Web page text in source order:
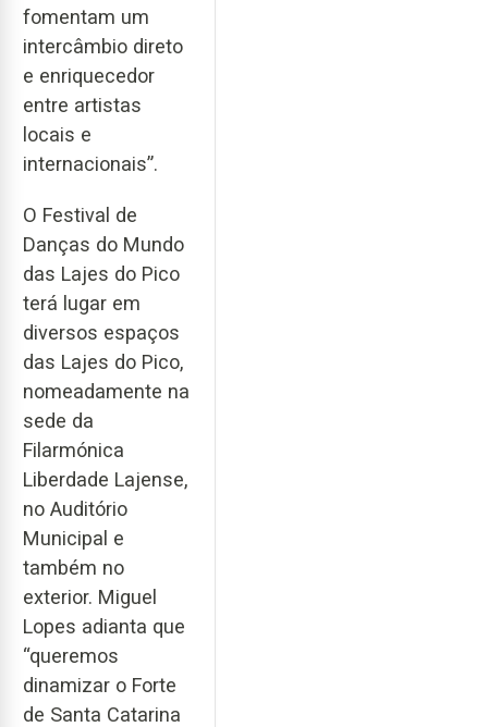
fomentam um
intercâmbio direto
e enriquecedor
entre artistas
locais e
internacionais”.
O Festival de
Danças do Mundo
das Lajes do Pico
terá lugar em
diversos espaços
das Lajes do Pico,
nomeadamente na
sede da
Filarmónica
Liberdade Lajense,
no Auditório
Municipal e
também no
exterior. Miguel
Lopes adianta que
“queremos
dinamizar o Forte
de Santa Catarina